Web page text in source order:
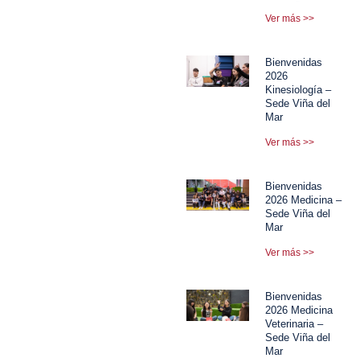
Ver más >>
Bienvenidas
2026
Kinesiología –
Sede Viña del
Mar
Ver más >>
Bienvenidas
2026 Medicina –
Sede Viña del
Mar
Ver más >>
Bienvenidas
2026 Medicina
Veterinaria –
Sede Viña del
Mar